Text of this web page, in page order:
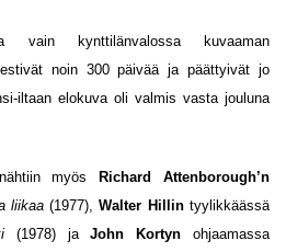
vain kynttilänvalossa kuvaaman
noin 300 päivää ja päättyivät jo
iltaan elokuva oli valmis vasta jouluna
nähtiin myösRichard Attenborough’n
liikaa(1977),Walter Hillintyylikkäässä
(1978) jaJohn Kortyn ohjaamassa